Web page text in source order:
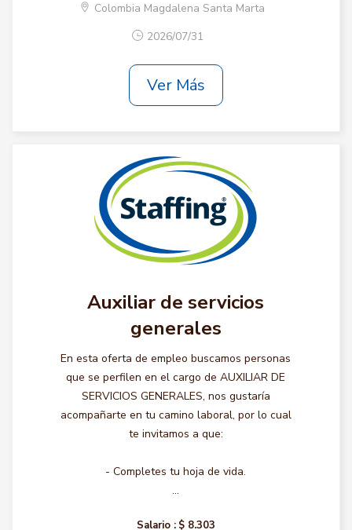
Colombia Magdalena Santa Marta
2026/07/31
Ver Más
Auxiliar de servicios
generales
En esta oferta de empleo buscamos personas
que se perfilen en el cargo de AUXILIAR DE
SERVICIOS GENERALES, nos gustaría
acompañarte en tu camino laboral, por lo cual
te invitamos a que:
- Completes tu hoja de vida.
...
Salario : $ 8.303